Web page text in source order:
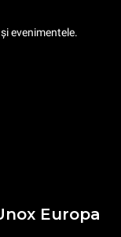
evenimentele.
Europa